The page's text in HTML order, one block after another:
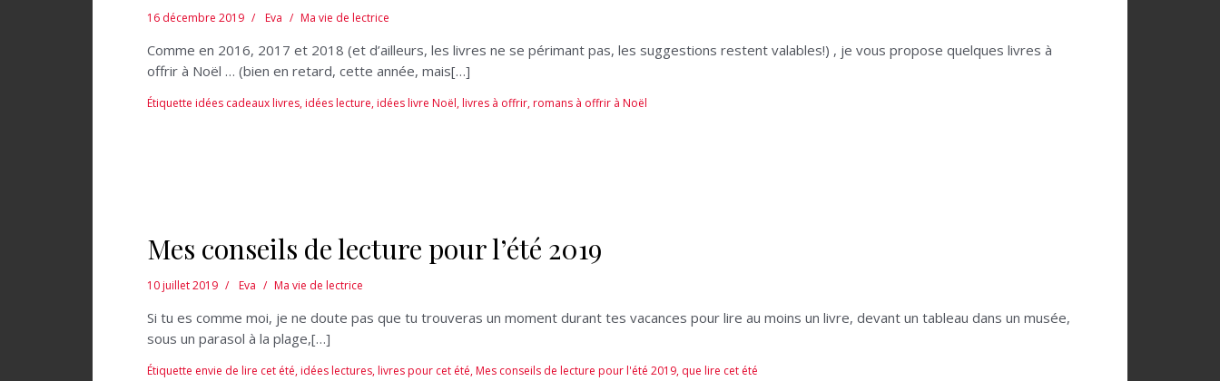
16 décembre 2019 Eva Ma vie de lectrice
Comme en 2016, 2017 et 2018 (et d’ailleurs, les livres ne se périmant pas, les suggestions restent valables!) , je vous propose quelques livres à
offrir à Noël … (bien en retard, cette année, mais[…]
Étiquette idées cadeaux livres,idées lecture,idées livre Noël,livres à offrir,romans à offrir à Noël
Mes conseils de lecture pour l’été 2019
10 juillet 2019 Eva Ma vie de lectrice
Si tu es comme moi, je ne doute pas que tu trouveras un moment durant tes vacances pour lire au moins un livre, devant un tableau dans un musée,
sous un parasol à la plage,[…]
Étiquette envie de lire cet été,idées lectures,livres pour cet été,Mes conseils de lecture pour l'été 2019, que lire cet été